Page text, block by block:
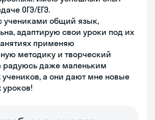
ОГЭ/ЕГЭ.
учениками общий язык,
адаптирую свои уроки под их
применяю
методику и творческий
радуюсь даже маленьким
учеников, а они дают мне новые